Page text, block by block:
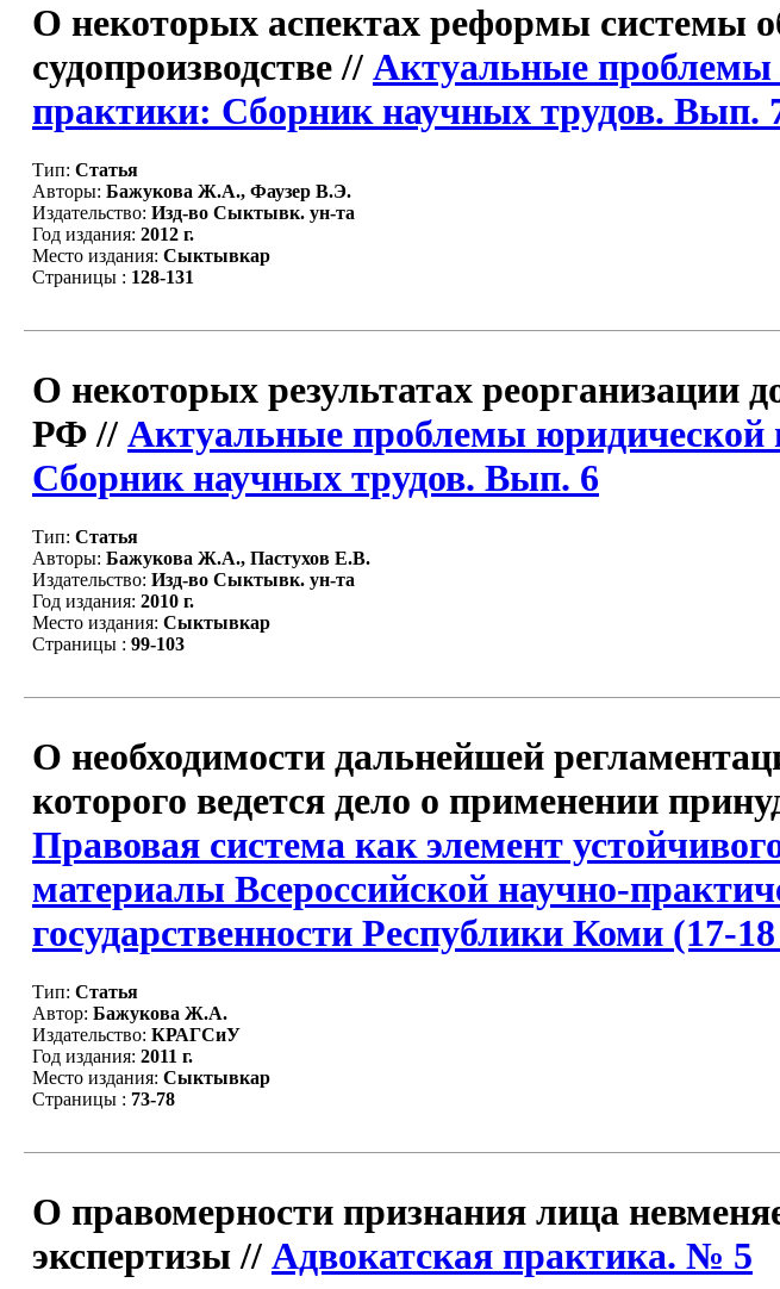
О некоторых аспектах реформы системы
судопроизводстве // Актуальные проблемы
практики: Сборник научных трудов. Вып.
Тип: Статья
Авторы: Бажукова Ж.А., Фаузер В.Э.
Издательство: Изд-во Сыктывк. ун-та
Год издания: 2012 г.
Место издания: Сыктывкар
Страницы : 128-131
О некоторых результатах реорганизации
РФ // Актуальные проблемы юридической
Сборник научных трудов. Вып. 6
Тип: Статья
Авторы: Бажукова Ж.А., Пастухов Е.В.
Издательство: Изд-во Сыктывк. ун-та
Год издания: 2010 г.
Место издания: Сыктывкар
Страницы : 99-103
О необходимости дальнейшей
которого ведется дело о применении
Правовая система как элемент
материалы Всероссийской научно-
государственности Республики Коми (17-
Тип: Статья
Автор: Бажукова Ж.А.
Издательство: КРАГСиУ
Год издания: 2011 г.
Место издания: Сыктывкар
Страницы : 73-78
О правомерности признания лица
экспертизы // Адвокатская практика. № 5